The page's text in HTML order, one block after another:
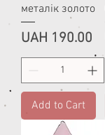
металік золото
Price
UAH 190.00
Add to Cart